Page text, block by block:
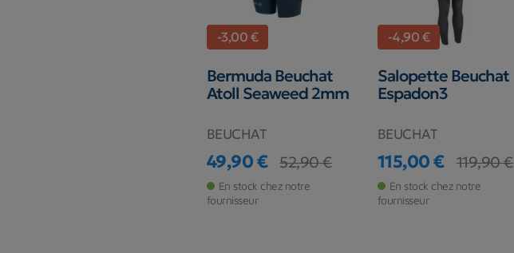
-3,00 €
Bermuda Beuchat
Atoll Seaweed 2mm
BEUCHAT
Prix
49,90 €
Prix de base
52,90 €
En stock chez notre
fournisseur
-4,90 €
Salopette Beuchat
Espadon3
BEUCHAT
Prix
115,00 €
Prix de base
119,90 €
En stock chez notre
fournisseur